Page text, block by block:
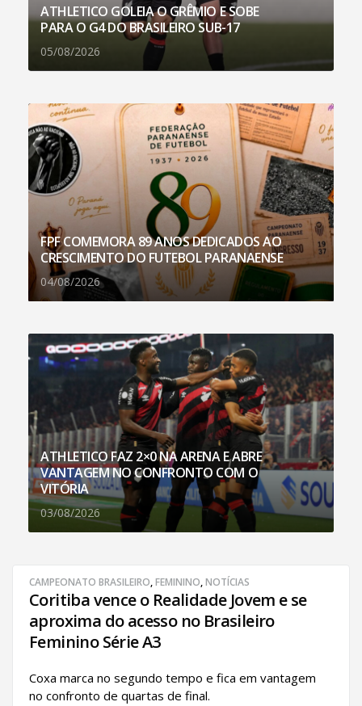
ATHLETICO GOLEIA O GRÊMIO E SOBE
PARA O G4 DO BRASILEIRO SUB-17
05/08/2026
FPF COMEMORA 89 ANOS DEDICADOS AO
CRESCIMENTO DO FUTEBOL PARANAENSE
04/08/2026
ATHLETICO FAZ 2×0 NA ARENA E ABRE
VANTAGEM NO CONFRONTO COM O
VITÓRIA
03/08/2026
CAMPEONATO BRASILEIRO,FEMININO,NOTÍCIAS
Coritiba vence o Realidade Jovem e se
aproxima do acesso no Brasileiro
Feminino Série A3
Coxa marca no segundo tempo e fica em vantagem
no confronto de quartas de final.